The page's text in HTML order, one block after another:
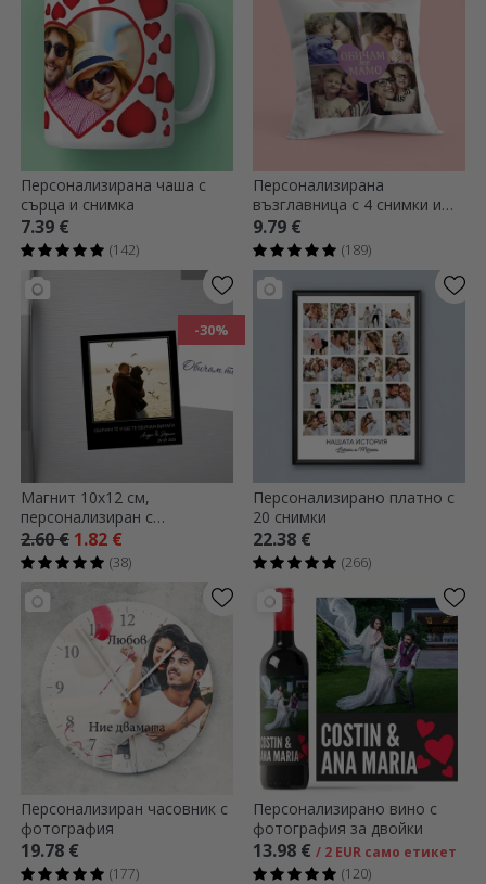
Персонализирана чаша с
сърца и снимка
7.39 €
(142)
Персонализирана
възглавница с 4 снимки и
текст
9.79 €
(189)
-30%
Магнит 10x12 см,
персонализиран с
фотография и текст -
Спомени
2.60 € 1.82 €
(38)
Персонализирано платно с
20 снимки
22.38 €
(266)
Персонализиран часовник с
фотография
19.78 €
(177)
Персонализирано вино с
фотография за двойки
13.98 € / 2 EUR само етикет
(120)